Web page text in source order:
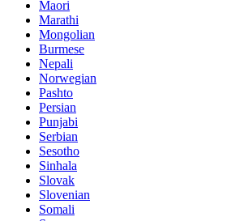
Maori
Marathi
Mongolian
Burmese
Nepali
Norwegian
Pashto
Persian
Punjabi
Serbian
Sesotho
Sinhala
Slovak
Slovenian
Somali